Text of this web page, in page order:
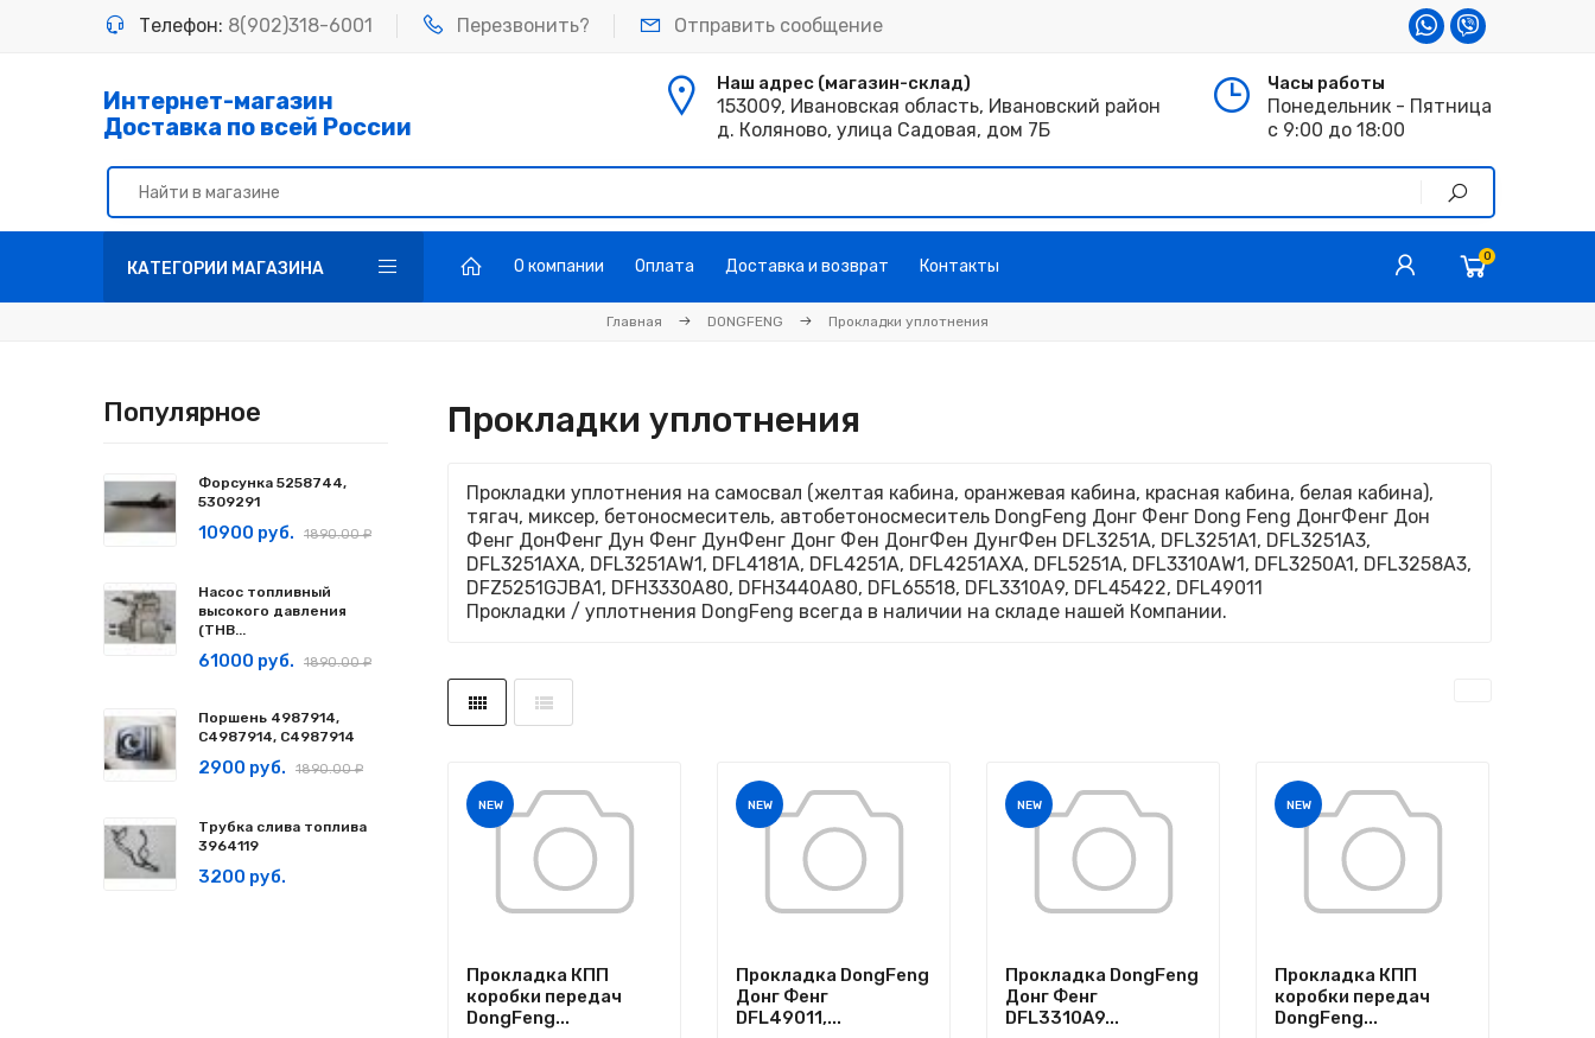
Телефон: 8(902)318-6001 Перезвонить? Отправить сообщение
Интернет-магазин
Доставка по всей России
Наш адрес (магазин-склад)
153009, Ивановская область, Ивановский район
д. Коляново, улица Садовая, дом 7Б
Часы работы
Понедельник - Пятница
с 9:00 до 18:00
КАТЕГОРИИ МАГАЗИНА О компании Оплата Доставка и возврат Контакты 0
Главная DONGFENG Прокладки уплотнения
Прокладки уплотнения
Прокладки уплотнения на самосвал (желтая кабина, оранжевая кабина, красная кабина, белая кабина),
тягач, миксер, бетоносмеситель, автобетоносмеситель DongFeng Донг Фенг Dong Feng ДонгФенг Дон
Фенг ДонФенг Дун Фенг ДунФенг Донг Фен ДонгФен ДунгФен DFL3251A, DFL3251A1, DFL3251A3,
DFL3251AXA, DFL3251AW1, DFL4181A, DFL4251A, DFL4251AXA, DFL5251A, DFL3310AW1, DFL3250A1, DFL3258A3,
DFZ5251GJBA1, DFH3330A80, DFH3440A80, DFL65518, DFL3310A9, DFL45422, DFL49011
Прокладки / уплотнения DongFeng всегда в наличии на складе нашей Компании.
NEW
Прокладка КПП
коробки передач
DongFeng...
NEW
Прокладка DongFeng
Донг Фенг
DFL49011,...
NEW
Прокладка DongFeng
Донг Фенг
DFL3310A9...
NEW
Прокладка КПП
коробки передач
DongFeng...
Популярное
Форсунка 5258744,
5309291
10900 руб. 1890.00 ₽
Насос топливный
высокого давления
(ТНВ...
61000 руб. 1890.00 ₽
Поршень 4987914,
C4987914, С4987914
2900 руб. 1890.00 ₽
Трубка слива топлива
3964119
3200 руб.